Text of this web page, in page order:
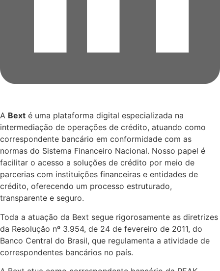
A Bext é uma plataforma digital especializada na
intermediação de operações de crédito, atuando como
correspondente bancário em conformidade com as
normas do Sistema Financeiro Nacional. Nosso papel é
facilitar o acesso a soluções de crédito por meio de
parcerias com instituições financeiras e entidades de
crédito, oferecendo um processo estruturado,
transparente e seguro.
Toda a atuação da Bext segue rigorosamente as diretrizes
da Resolução nº 3.954, de 24 de fevereiro de 2011, do
Banco Central do Brasil, que regulamenta a atividade de
correspondentes bancários no país.